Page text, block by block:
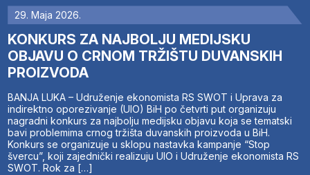
29. Maja 2026.
KONKURS ZA NAJBOLJU MEDIJSKU
OBJAVU O CRNOM TRŽIŠTU DUVANSKIH
PROIZVODA
BANJA LUKA – Udruženje ekonomista RS SWOT i Uprava za
indirektno oporezivanje (UIO) BiH po četvrti put organizuju
nagradni konkurs za najbolju medijsku objavu koja se tematski
bavi problemima crnog tržišta duvanskih proizvoda u BiH.
Konkurs se organizuje u sklopu nastavka kampanje “Stop
švercu”, koji zajednički realizuju UIO i Udruženje ekonomista RS
SWOT. Rok za […]